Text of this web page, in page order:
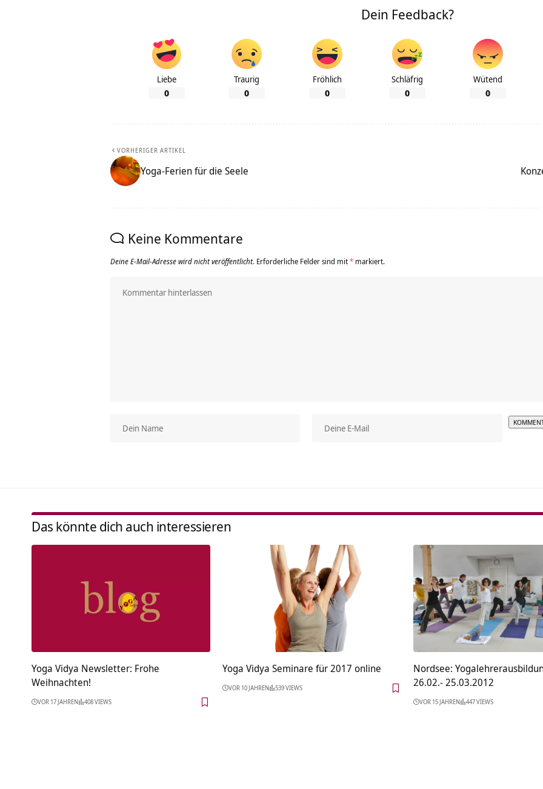
Dein Feedback?
Liebe
0
Traurig
0
Fröhlich
0
Schläfrig
0
Wütend
0
VORHERIGER ARTIKEL
Yoga-Ferien für die Seele
Keine Kommentare
Deine E-Mail-Adresse wird nicht veröffentlicht. Erforderliche Felder sind mit* markiert.
Das könnte dich auch interessieren
Yoga Vidya Newsletter: Frohe
Weihnachten!
VOR 17 JAHREN 408 VIEWS
Yoga Vidya Seminare für 2017 online
VOR 10 JAHREN 539 VIEWS
Nordsee:
26.02.- 25.03.2012
VOR 15 JAHREN 447 VIEWS